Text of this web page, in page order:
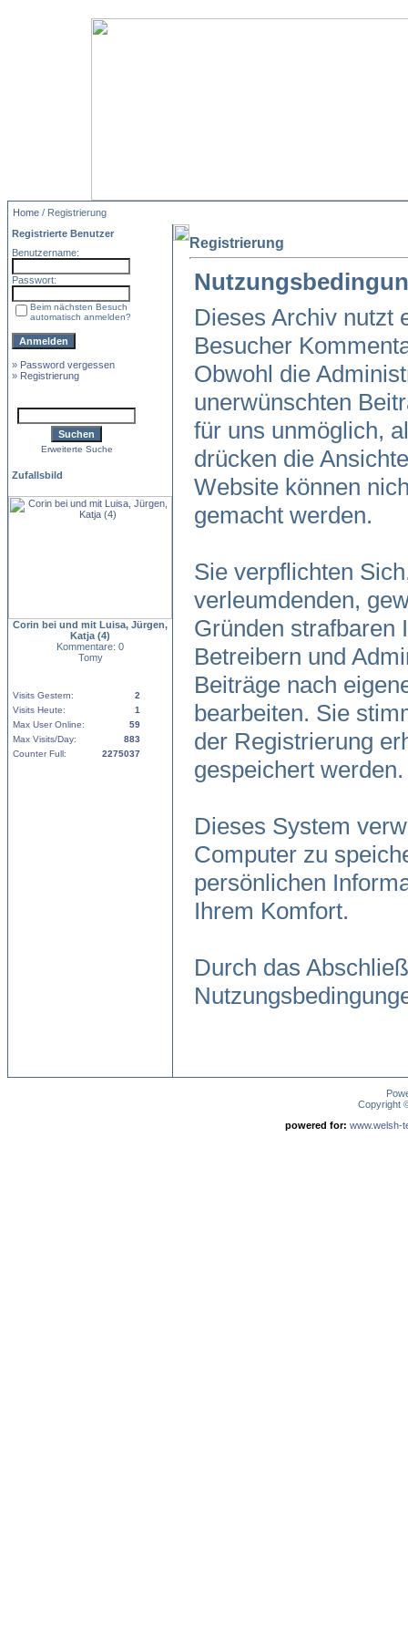
Home / Registrierung
Registrierte Benutzer
Benutzername:
Passwort:
Beim nächsten Besuch
automatisch anmelden?
» Password vergessen
» Registrierung
Erweiterte Suche
Zufallsbild
Corin bei und mit Luisa, Jürgen,
Katja (4)
Kommentare: 0
Tomy
Visits Gestern:
2
Visits Heute:
1
Max User Online:
59
Max Visits/Day:
883
Counter Full:
2275037
Registrierung
Dieses Archiv nutzt
Besucher
Obwohl die
unerwünschten
für uns unmöglich,
drücken die
Website können
gemacht werden.
Sie verpflichten
verleumdenden,
Gründen strafbaren
Betreibern und
Beiträge nach
bearbeiten. Sie
der Registrierung
gespeichert werden.
Dieses System
Computer zu
persönlichen
Ihrem Komfort.
Durch das
Copyright
powered for: www.welsh-